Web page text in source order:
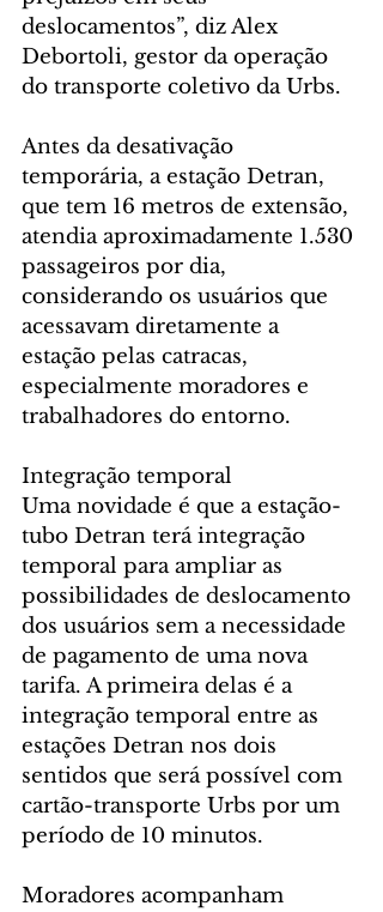
deslocamentos”, diz Alex
Debortoli, gestor da operação
do transporte coletivo da Urbs.
Antes da desativação
temporária, a estação Detran,
que tem 16 metros de extensão,
atendia aproximadamente 1.530
passageiros por dia,
considerando os usuários que
acessavam diretamente a
estação pelas catracas,
especialmente moradores e
trabalhadores do entorno.
Integração temporal
Uma novidade é que a estação-
tubo Detran terá integração
temporal para ampliar as
possibilidades de deslocamento
dos usuários sem a necessidade
de pagamento de uma nova
tarifa. A primeira delas é a
integração temporal entre as
estações Detran nos dois
sentidos que será possível com
cartão-transporte Urbs por um
período de 10 minutos.
Moradores acompanham